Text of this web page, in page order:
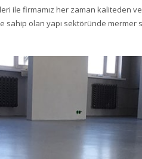
ile firmamız her zaman kaliteden
sahip olan yapı sektöründe mermer